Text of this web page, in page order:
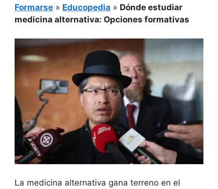
Formarse » Educopedia » Dónde estudiar
medicina alternativa: Opciones formativas
La medicina alternativa gana terreno en el